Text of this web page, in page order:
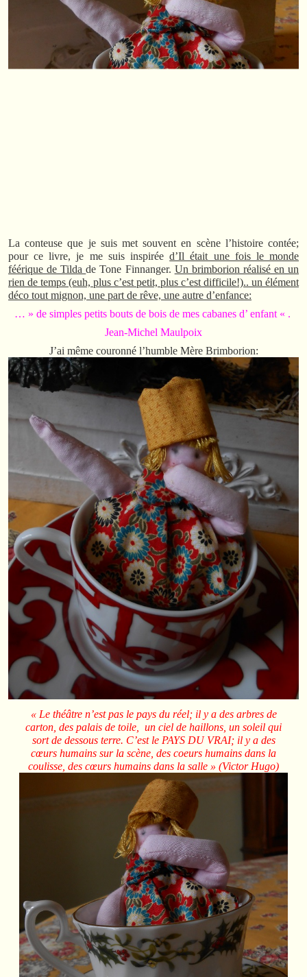
La conteuse que je suis met souvent en scène l’histoire contée;
pour ce livre, je me suis inspiréed’Il était une fois le monde
féérique de Tildade Tone Finnanger. Un brimborion réalisé en un
rien de temps (euh, plus c’est petit, plus c’est difficile!).. un élément
déco tout mignon, une part de rêve, une autre d’enfance:
… » de simples petits bouts de bois de mes cabanes d’ enfant « .
Jean-Michel Maulpoix
J’ai même couronné l’humble Mère Brimborion:
« Le théâtre n’est pas le pays du réel; il y a des arbres de
carton, des palais de toile, un ciel de haillons, un soleil qui
sort de dessous terre. C’est le PAYS DU VRAI; il y a des
cœurs humains sur la scène, des coeurs humains dans la
coulisse, des cœurs humains dans la salle » (Victor Hugo)